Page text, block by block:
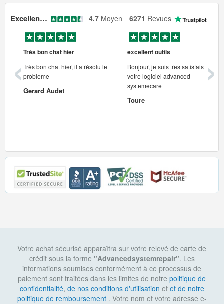
Excellentes 4.7 Moyen 6271 Revues
Très bon chat hier
Très bon chat hier, il a résolu le
probleme
Gerard Audet
excellent outils
Bonjour, je suis tres satisfais de
votre logiciel advanced
systemecare
Toure
‹ ›
Votre achat sécurisé apparaîtra sur votre relevé de carte de
crédit sous la forme "Advancedsystemrepair". Les
informations soumises conformément à ce processus de
paiement sont traitées dans les limites de notre politique de
confidentialité, de nos conditions d'utilisation et et de notre
politique de remboursement . Votre nom et votre adresse e-